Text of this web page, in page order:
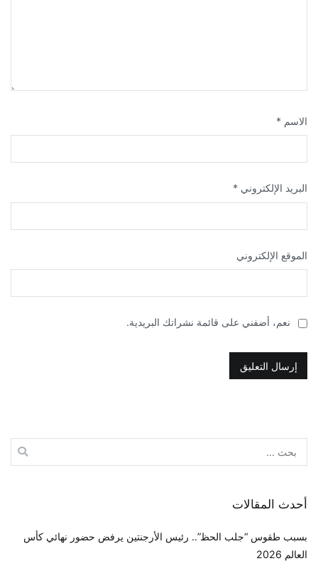
الاسم *
البريد الإلكتروني *
الموقع الإلكتروني
نعم، أضفني على قائمة نشراتك البريدية.
عن:
أحدث المقالات
بسبب طقوس “جلب الحظ”.. رئيس الأرجنتين يرفض حضور نهائي كأس
العالم 2026